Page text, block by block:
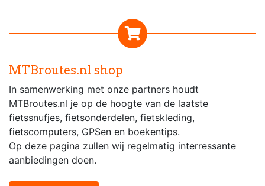
MTBroutes.nl shop
In samenwerking met onze partners houdt
MTBroutes.nl je op de hoogte van de laatste
fietssnufjes, fietsonderdelen, fietskleding,
fietscomputers, GPSen en boekentips.
Op deze pagina zullen wij regelmatig interressante
aanbiedingen doen.